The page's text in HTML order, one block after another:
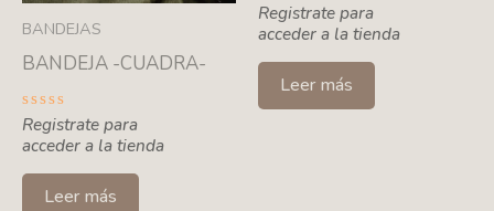
BANDEJAS
BANDEJA -CUADRA-
Valorado
con
0
5
Registrate para
acceder a la tienda
Leer más
Valorado
con
0
5
Registrate para
acceder a la tienda
Leer más